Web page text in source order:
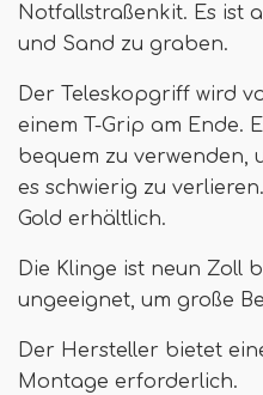
Notfallstraßenkit. Es ist
und Sand zu graben.
Der Teleskopgriff wird
einem T-Grip am Ende.
bequem zu verwenden,
es schwierig zu
Gold erhältlich.
Die Klinge ist neun Zoll
ungeeignet, um große
Der Hersteller bietet
Montage erforderlich.